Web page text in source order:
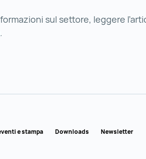
sul settore, leggere
Green Tech e Clean Tech in Austria
.
e stampa Downloads Newsletter